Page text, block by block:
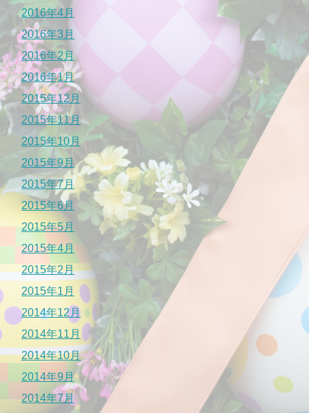
2016年4月
2016年3月
2016年2月
2016年1月
2015年12月
2015年11月
2015年10月
2015年9月
2015年7月
2015年6月
2015年5月
2015年4月
2015年2月
2015年1月
2014年12月
2014年11月
2014年10月
2014年9月
2014年7月